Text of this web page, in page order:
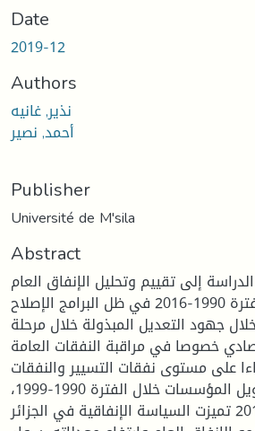
Date
2019-12
Authors
نذير, غانيه
أحمد, نصير
Publisher
Université de M'sila
Abstract
إلى تقييم وتحليل الإنفاق العام
للاقتصاد الجزائري للفترة 1990-2016 في ظل البرامج الإصلاح
جهود التعديل المبذولة خلال مرحلة
خصوصا في مراقبة النفقات العامة
على مستوى نفقات التسيير والنفقات
المتعلقة بتجهيز وتمويل المؤسسات خلال الفترة 1990-1999،
أما الفترة 2001-2014 تميزت السياسة الإنفاقية في الجزائر